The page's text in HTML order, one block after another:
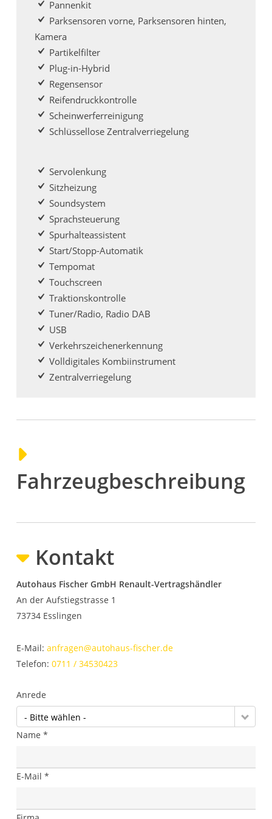
Pannenkit
Parksensoren vorne, Parksensoren hinten,
Kamera
Partikelfilter
Plug-in-Hybrid
Regensensor
Reifendruckkontrolle
Scheinwerferreinigung
Schlüssellose Zentralverriegelung
Servolenkung
Sitzheizung
Soundsystem
Sprachsteuerung
Spurhalteassistent
Start/Stopp-Automatik
Tempomat
Touchscreen
Traktionskontrolle
Tuner/Radio, Radio DAB
USB
Verkehrszeichenerkennung
Volldigitales Kombiinstrument
Zentralverriegelung
Fahrzeugbeschreibung
Kontakt
Autohaus Fischer GmbH Renault-Vertragshändler
An der Aufstiegstrasse 1
73734 Esslingen
E-Mail:anfragen@autohaus-fischer.de
Telefon:0711 / 34530423
Anrede
- Bitte wählen -
Name *
E-Mail *